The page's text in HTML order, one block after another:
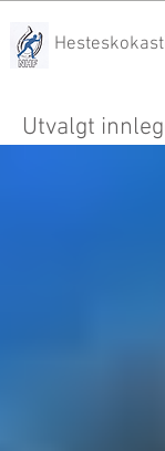
Utvalgt